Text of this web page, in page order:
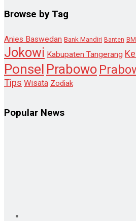
Browse by Tag
Anies Baswedan Bank Mandiri Banten
Jokowi Kabupaten Tangerang
Ponsel Prabowo
Tips Wisata Zodiak
Popular News